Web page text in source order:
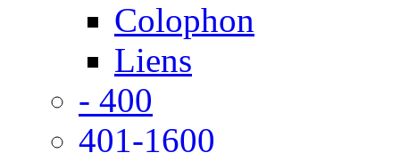
Colophon
Liens
- 400
401-1600